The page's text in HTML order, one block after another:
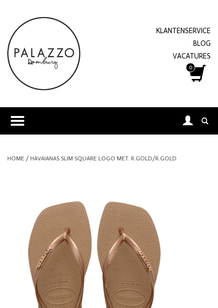
KLANTENSERVICE
BLOG
VACATURES
0
HOME / HAVAIANAS SLIM SQUARE LOGO MET. R.GOLD/R.GOLD